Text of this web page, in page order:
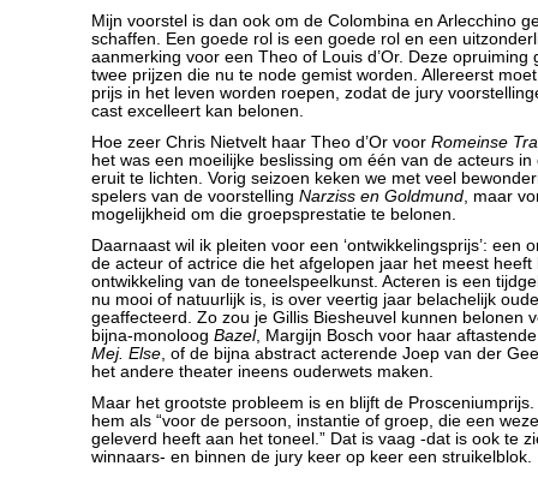
Mijn voorstel is dan ook om de Colombina en Arlecchino
schaffen. Een goede rol is een goede rol en een
aanmerking voor een Theo of Louis d’Or. Deze opruiming
twee prijzen die nu te node gemist worden. Allereerst
prijs in het leven worden roepen, zodat de jury
cast excelleert kan belonen.
Hoe zeer Chris Nietvelt haar Theo d’Or voor Romeinse
het was een moeilijke beslissing om één van de acteurs
eruit te lichten. Vorig seizoen keken we met veel
spelers van de voorstelling Narziss en Goldmund, maar
mogelijkheid om die groepsprestatie te belonen.
Daarnaast wil ik pleiten voor een ‘ontwikkelingsprijs’: een
de acteur of actrice die het afgelopen jaar het meest
ontwikkeling van de toneelspeelkunst. Acteren is een
nu mooi of natuurlijk is, is over veertig jaar belachelijk
geaffecteerd. Zo zou je Gillis Biesheuvel kunnen belonen
bijna-monoloog Bazel, Margijn Bosch voor haar
Mej. Else, of de bijna abstract acterende Joep van der
het andere theater ineens ouderwets maken.
Maar het grootste probleem is en blijft de
hem als “voor de persoon, instantie of groep, die een
geleverd heeft aan het toneel.” Dat is vaag -dat is ook te
winnaars- en binnen de jury keer op keer een struikelblok.